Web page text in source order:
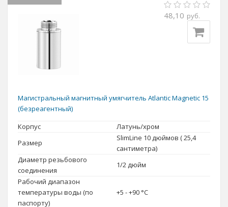
48,10 руб.
Магистральный магнитный умягчитель Atlantic Magnetic 15
(безреагентный)
Корпус
Латунь/хром
Размер
SlimLine 10 дюймов ( 25,4
сантиметра)
Диаметр резьбового
соединения
1/2 дюйм
Рабочий диапазон
температуры воды (по
паспорту)
+5 - +90 °C